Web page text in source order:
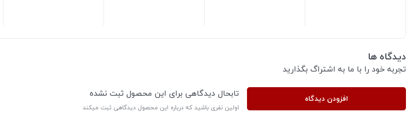
دیدگاه ها
تجربه خود را با ما به اشتراگ بگذارید
افزودن دیدگاه تابحال دیدگاهی برای این محصول ثبت نشده
اولین نفری باشید که درباره این محصول دیدگاهی ثبت میکند